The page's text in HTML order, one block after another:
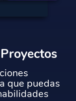
que puedas